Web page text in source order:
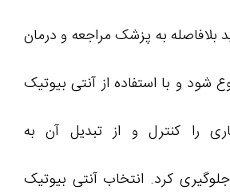
بلافاصله به پزشک مراجعه و درمان
شود و با استفاده از آنتی بیوتیک
را کنترل و از تبدیل آن به
کرد. انتخاب آنتی بیوتیک